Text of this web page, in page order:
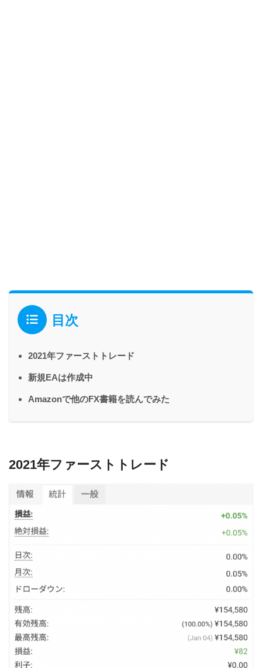
目次
2021年ファーストトレード
新規EAは作成中
Amazonで他のFX書籍を読んでみた
2021年ファーストトレード